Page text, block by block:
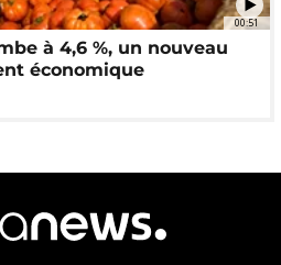
00:51
à 4,6 %, un nouveau
économique